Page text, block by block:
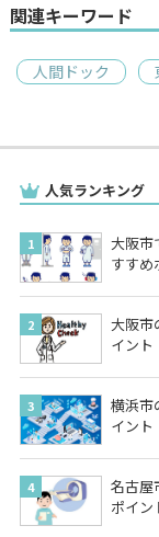
関連キーワード
人間ドック
人気ランキング
大阪市
すす
大阪市
イント
横浜市
イント
名古屋
ポイン